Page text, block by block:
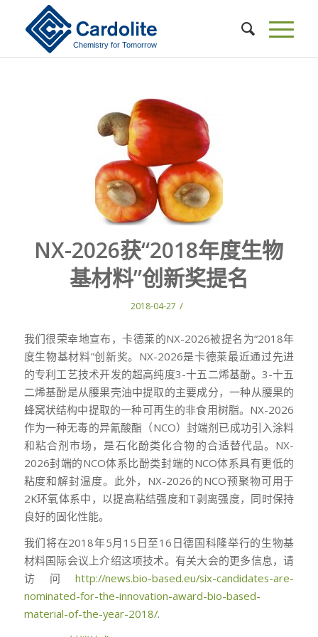
NX-2026获“2018年度生物
基材料”创新奖提名
2018-04-27 /
我们很荣幸地宣布，卡德莱的NX-2026被提名为“2018年
度生物基材料”创新奖。NX-2026是卡德莱最近通过先进
的专利工艺技术开发的超高纯度3-十五二烯基酚。3-十五
二烯基酚是从腰果壳油中提取的主要成分，一种从腰果的
蜂窝状结构中提取的一种可再生的非食用树脂。NX-2026
作为一种无毒的异氰酸酯（NCO）封端剂已成功引入涂料
和粘合剂市场，是石化酚类化合物的合适替代品。NX-
2026封端的NCO体系比酚类封端的NCO体系具有更低的
粘度和解封温度。此外，NX-2026的NCO预聚物可用于
2K环氧体系中，以提高粘结强度和T剥离强度，同时保持
良好的固化性能。
我们将在2018年5月15日至16日德国科隆举行的生物基
材料国际会议上介绍这项技术。有关大会的更多信息，请
访问http://news.bio-based.eu/six-candidates-are-
nominated-for-the-innovation-award-bio-based-
material-of-the-year-2018/.